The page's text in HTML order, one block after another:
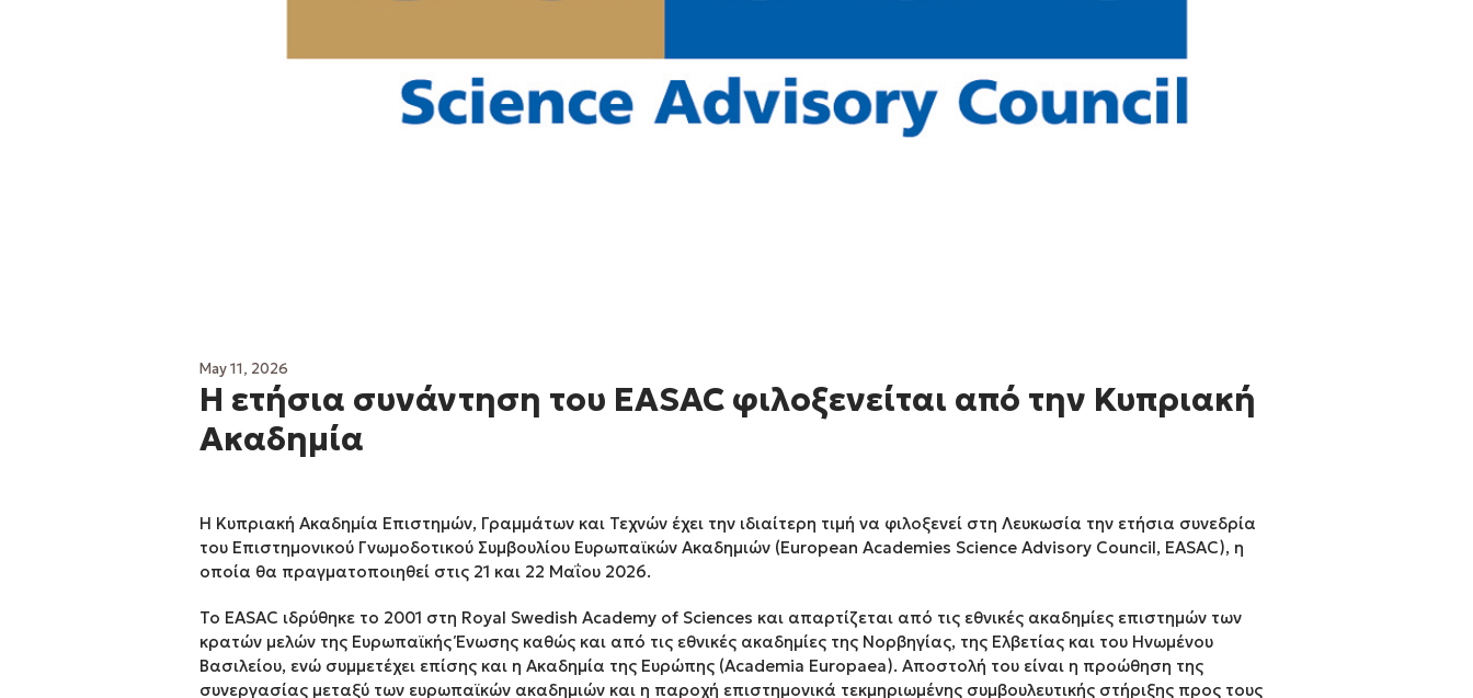
May 11, 2026
Η ετήσια συνάντηση του EASAC φιλοξενείται από την Κυπριακή
Ακαδημία
Η Κυπριακή Ακαδημία Επιστημών, Γραμμάτων και Τεχνών έχει την ιδιαίτερη τιμή να φιλοξενεί στη Λευκωσία την ετήσια συνεδρία
του Επιστημονικού Γνωμοδοτικού Συμβουλίου Ευρωπαϊκών Ακαδημιών (European Academies Science Advisory Council, EASAC), η
οποία θα πραγματοποιηθεί στις 21 και 22 Μαΐου 2026.
Το EASAC ιδρύθηκε το 2001 στη Royal Swedish Academy of Sciences και απαρτίζεται από τις εθνικές ακαδημίες επιστημών των
κρατών μελών της Ευρωπαϊκής Ένωσης καθώς και από τις εθνικές ακαδημίες της Νορβηγίας, της Ελβετίας και του Ηνωμένου
Βασιλείου, ενώ συμμετέχει επίσης και η Ακαδημία της Ευρώπης (Academia Europaea). Αποστολή του είναι η προώθηση της
συνεργασίας μεταξύ των ευρωπαϊκών ακαδημιών και η παροχή επιστημονικά τεκμηριωμένης συμβουλευτικής στήριξης προς τους